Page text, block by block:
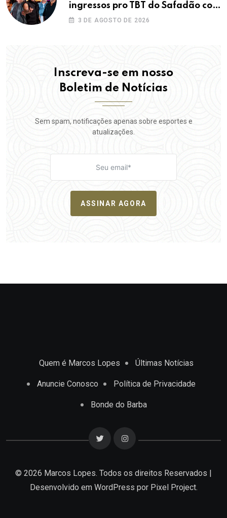
ingressos pro TBT do Safadão com
virada de lote nesta terça (04)
3 DE AGOSTO DE 2026
Inscreva-se em nosso
Boletim de Notícias
Sem spam, notificações apenas sobre esportes e
atualizações.
ASSINAR AGORA
Quem é Marcos Lopes Últimas Notícias
Anuncie Conosco Política de Privacidade
Bonde do Barba
© 2026 Marcos Lopes. Todos os direitos Reservados |
Desenvolvido em WordPress por Pixel Project.